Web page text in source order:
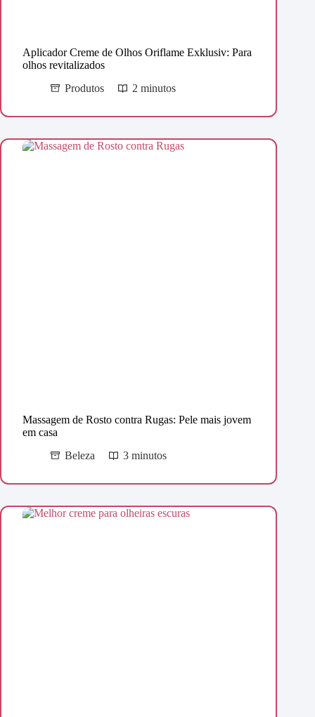
Aplicador Creme de Olhos Oriflame Exklusiv: Para
olhos revitalizados
Produtos
2 minutos
Massagem de Rosto contra Rugas: Pele mais jovem
em casa
Beleza
3 minutos